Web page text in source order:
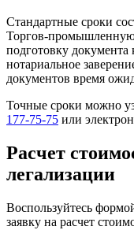
Стандартные сроки
Торгов-
подготовку документа
нотариальное
документов время
Точные сроки можно
177-75-75 или
Расчет
легализации
Воспользуйтесь
заявку на расчет